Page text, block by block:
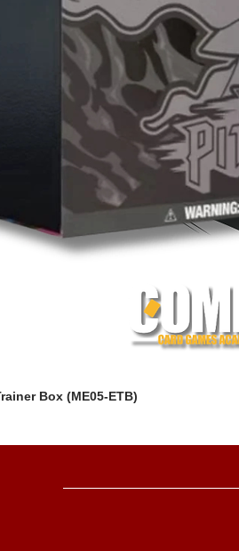
Box (ME05-ETB)